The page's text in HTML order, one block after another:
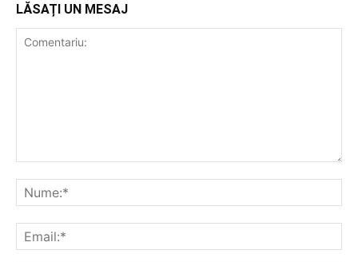
LĂSAȚI UN MESAJ